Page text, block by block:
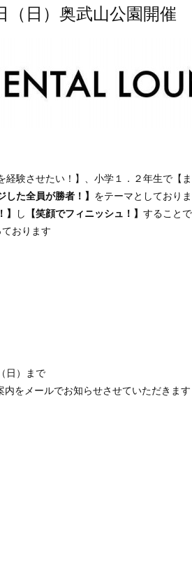
（日）奥武山公園開催
験させたい！】、小学１．２年生で【
した全員が勝者！】 をテーマとしておりま
し 【笑顔でフィニッシュ！】 すること
おります
日）まで
をメールでお知らせさせていただきます